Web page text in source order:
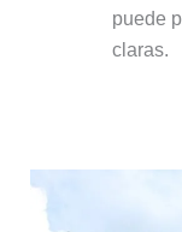
puede
claras.